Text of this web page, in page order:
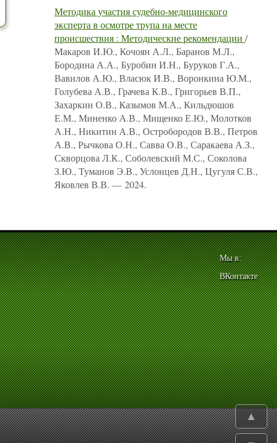
Методика участия судебно-медицинского
эксперта в осмотре трупа на месте
происшествия : Методические рекомендации /
Макаров И.Ю., Кочоян А.Л., Баранов М.Л.,
Бородина А.А., Буробин И.Н., Буруков Г.А.,
Вавилов А.Ю., Власюк И.В., Воронкина Ю.М.,
Голубева А.В., Грачева К.В., Григорьев В.П.,
Захаркин О.В., Казымов М.А., Кильдюшов
Е.М., Миненко А.В., Мищенко Е.Ю., Молотков
А.Н., Никитин А.В., Остробородов В.В., Петров
А.В., Рычкова О.Н., Савва О.В., Саракаева А.З.,
Скворцова Л.К., Соболевский М.С., Соколова
З.Ю., Туманов Э.В., Услонцев Д.Н., Цугуля С.В.,
Яковлев В.В. — 2024.
Мы в:
ВКонтакте
▲